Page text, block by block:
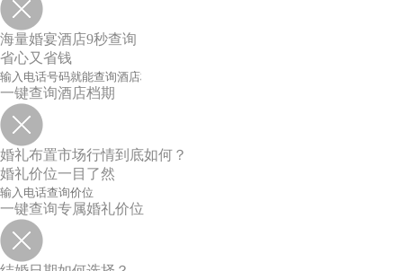
海量婚宴酒店9秒查询
省心又省钱
一键查询酒店档期
婚礼布置市场行情到底如何？
婚礼价位一目了然
一键查询专属婚礼价位